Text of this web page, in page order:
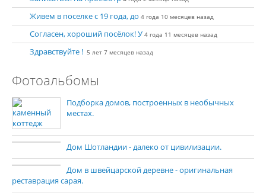
Живем в поселке с 19 года, до 4 года 10 месяцев назад
Согласен, хороший посёлок! У 4 года 11 месяцев назад
Здравствуйте ! 5 лет 7 месяцев назад
Фотоальбомы
Подборка домов, построенных в необычных
местах.
Дом Шотландии - далеко от цивилизации.
Дом в швейцарской деревне - оригинальная
реставрация сарая.